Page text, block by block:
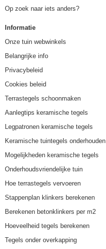
Op zoek naar iets anders?
Informatie
Onze tuin webwinkels
Belangrijke info
Privacybeleid
Cookies beleid
Terrastegels schoonmaken
Aanlegtips keramische tegels
Legpatronen keramische tegels
Keramische tuintegels onderhouden
Mogelijkheden keramische tegels
Onderhoudsvriendelijke tuin
Hoe terrastegels vervoeren
Stappenplan klinkers berekenen
Berekenen betonklinkers per m2
Hoeveelheid tegels berekenen
Tegels onder overkapping